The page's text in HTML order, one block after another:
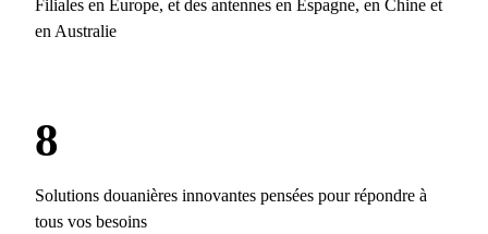
Filiales en Europe, et des antennes en Espagne, en Chine et
en Australie
8
Solutions douanières innovantes pensées pour répondre à
tous vos besoins